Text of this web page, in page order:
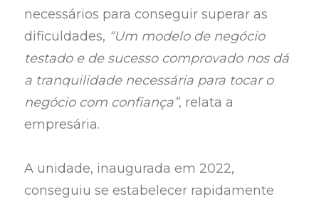
necessários para conseguir superar as
dificuldades, “Um modelo de negócio
testado e de sucesso comprovado nos dá
a tranquilidade necessária para tocar o
negócio com confiança”, relata a
empresária.
A unidade, inaugurada em 2022,
conseguiu se estabelecer rapidamente